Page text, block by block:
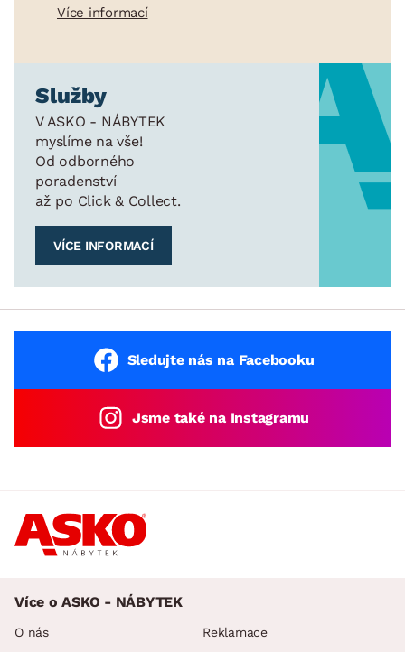
Více informací
Služby
V ASKO - NÁBYTEK
myslíme na vše!
Od odborného
poradenství
až po Click & Collect.
VÍCE INFORMACÍ
Sledujte nás na Facebooku
Jsme také na Instagramu
Více o ASKO - NÁBYTEK
O nás Reklamace